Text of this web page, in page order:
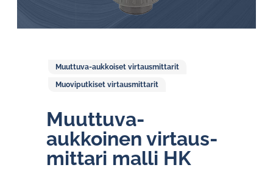
Muuttuva-aukkoiset virtausmittarit
Muoviputkiset virtausmittarit
Muuttuva-
aukkoinen vir­taus­
mit­ta­ri malli HK